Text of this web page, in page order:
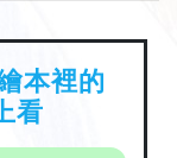
本裡的
看